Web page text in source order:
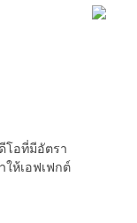
โอที่มีอัตรา
ให้เอฟเฟกต์